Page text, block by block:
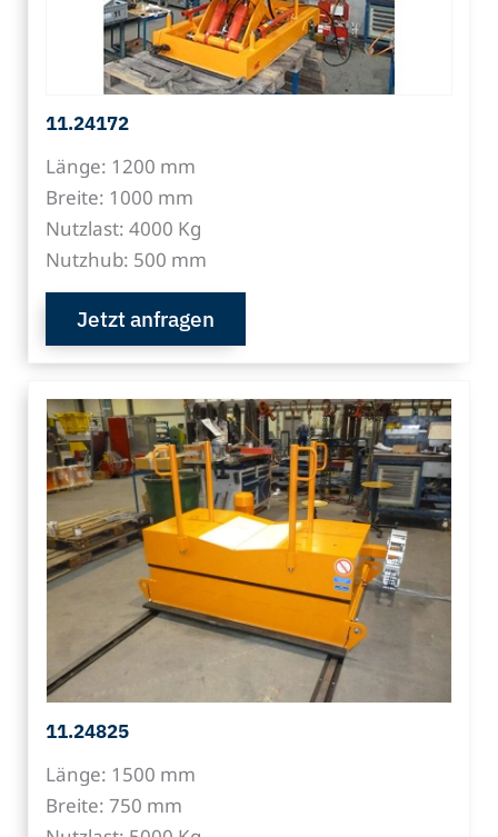
11.24172
Länge: 1200 mm
Breite: 1000 mm
Nutzlast: 4000 Kg
Nutzhub: 500 mm
Jetzt anfragen
11.24825
Länge: 1500 mm
Breite: 750 mm